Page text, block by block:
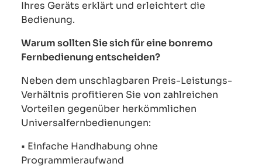
Ihres Geräts erklärt und erleichtert die
Bedienung.
Warum sollten Sie sich für eine bonremo
Fernbedienung entscheiden?
Neben dem unschlagbaren Preis-Leistungs-
Verhältnis profitieren Sie von zahlreichen
Vorteilen gegenüber herkömmlichen
Universalfernbedienungen:
• Einfache Handhabung ohne
Programmieraufwand